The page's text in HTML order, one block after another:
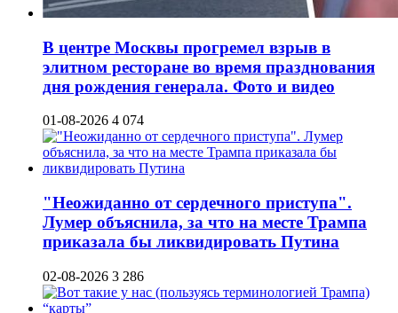
В центре Москвы прогремел взрыв в
элитном ресторане во время празднования
дня рождения генерала. Фото и видео
01-08-2026 4 074
"Неожиданно от сердечного приступа".
Лумер объяснила, за что на месте Трампа
приказала бы ликвидировать Путина
02-08-2026 3 286